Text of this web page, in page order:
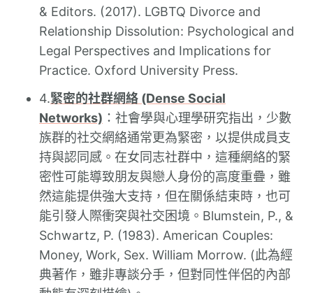
& Editors. (2017). LGBTQ Divorce and
Relationship Dissolution: Psychological and
Legal Perspectives and Implications for
Practice. Oxford University Press.
4.緊密的社群網絡 (Dense Social
Networks) ：社會學與心理學研究指出，少數
族群的社交網絡通常更為緊密，以提供成員支
持與認同感。在女同志社群中，這種網絡的緊
密性可能導致朋友與戀人身份的高度重疊，雖
然這能提供強大支持，但在關係結束時，也可
能引發人際衝突與社交困境。Blumstein, P., &
Schwartz, P. (1983). American Couples:
Money, Work, Sex. William Morrow. (此為經
典著作，雖非專談分手，但對同性伴侶的內部